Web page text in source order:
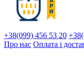
+38(099) 456 53 20
Про нас Оплата і